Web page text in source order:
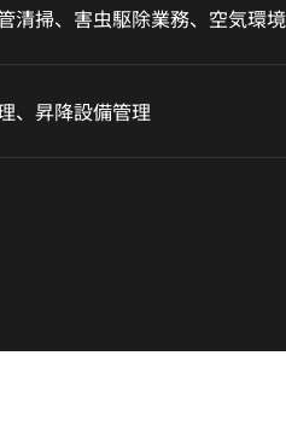
清掃、害虫駆除業務、空気環
、昇降設備管理